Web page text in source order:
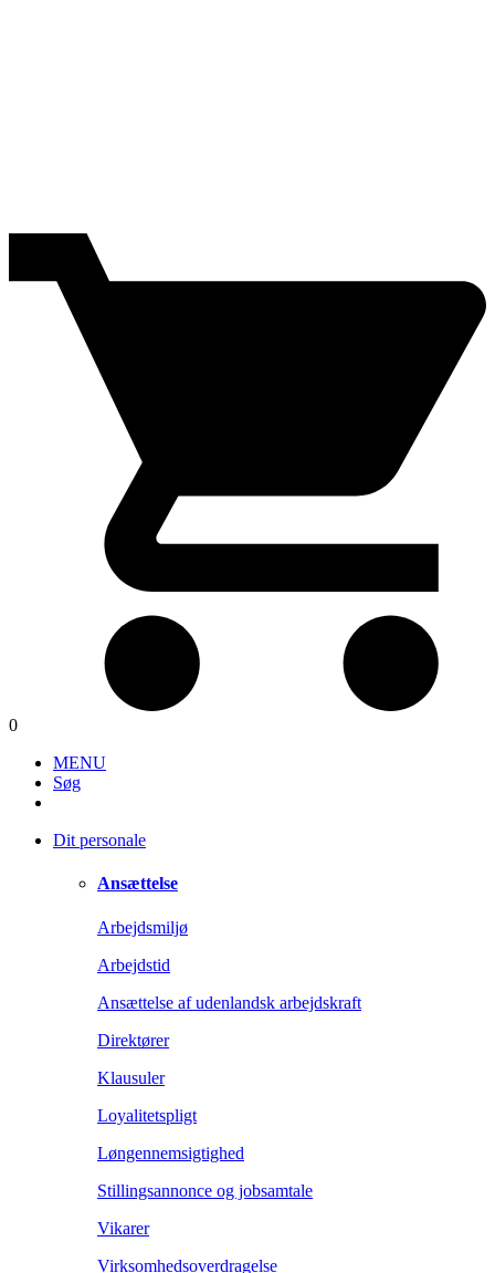
0
MENU
Søg
Dit personale
Ansættelse
Arbejdsmiljø
Arbejdstid
Ansættelse af udenlandsk arbejdskraft
Direktører
Klausuler
Loyalitetspligt
Løngennemsigtighed
Stillingsannonce og jobsamtale
Vikarer
Virksomhedsoverdragelse